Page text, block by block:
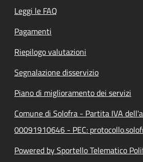
Leggi le FAQ
Pagamenti
Riepilogo valutazioni
Segnalazione disservizio
Piano di miglioramento dei servizi
Comune di Solofra - Partita IVA
00091910646 - PEC:
Powered by Sportello Telematico